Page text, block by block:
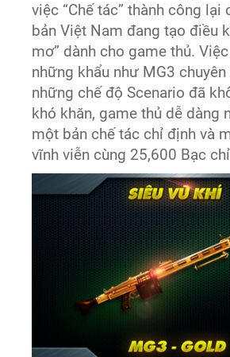
việc “Chế tác” thành công lại
bản Việt Nam đang tạo điều
mơ” dành cho game thủ.
những khẩu như MG3
những chế độ Scenario đã
khó khăn, game thủ dễ dàng
một bản chế tác chỉ định và
vĩnh viễn cùng 25,600 Bạc